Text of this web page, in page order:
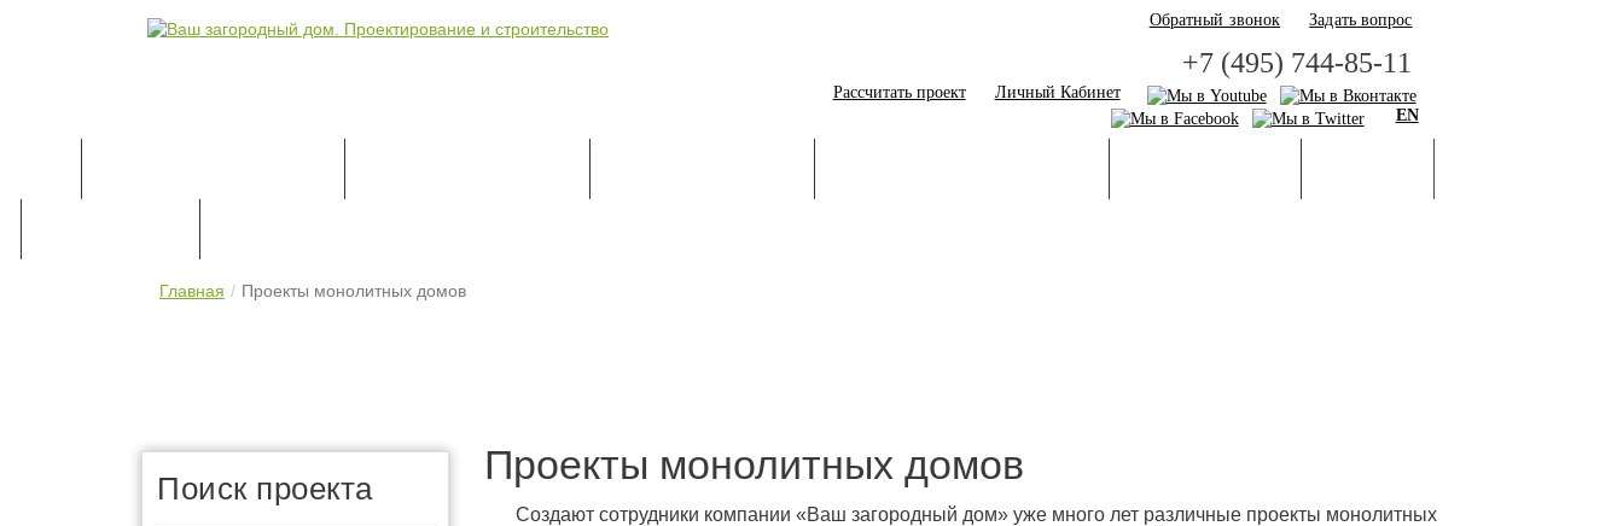
Обратный звонок Задать вопрос
+7 (495) 744-85-11
Рассчитать проект
Личный Кабинет
EN
Главная Проекты монолитных домов
Поиск проекта
Проекты монолитных домов
Создают сотрудники компании «Ваш загородный дом» уже много лет различные проекты монолитных